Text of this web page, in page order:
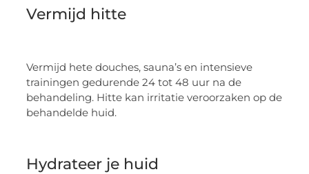
Vermijd hitte
Vermijd hete douches, sauna’s en intensieve
trainingen gedurende 24 tot 48 uur na de
behandeling. Hitte kan irritatie veroorzaken op de
behandelde huid.
Hydrateer je huid